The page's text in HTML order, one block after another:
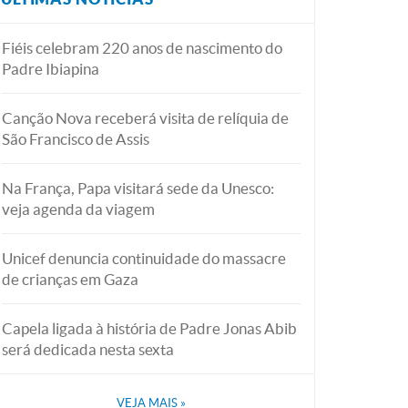
Fiéis celebram 220 anos de nascimento do
Padre Ibiapina
Canção Nova receberá visita de relíquia de
São Francisco de Assis
Na França, Papa visitará sede da Unesco:
veja agenda da viagem
Unicef denuncia continuidade do massacre
de crianças em Gaza
Capela ligada à história de Padre Jonas Abib
será dedicada nesta sexta
VEJA MAIS »